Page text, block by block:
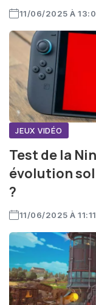
11/06/2025 À
JEUX VIDÉO
Test de la
évolution
?
11/06/2025 À 11:11